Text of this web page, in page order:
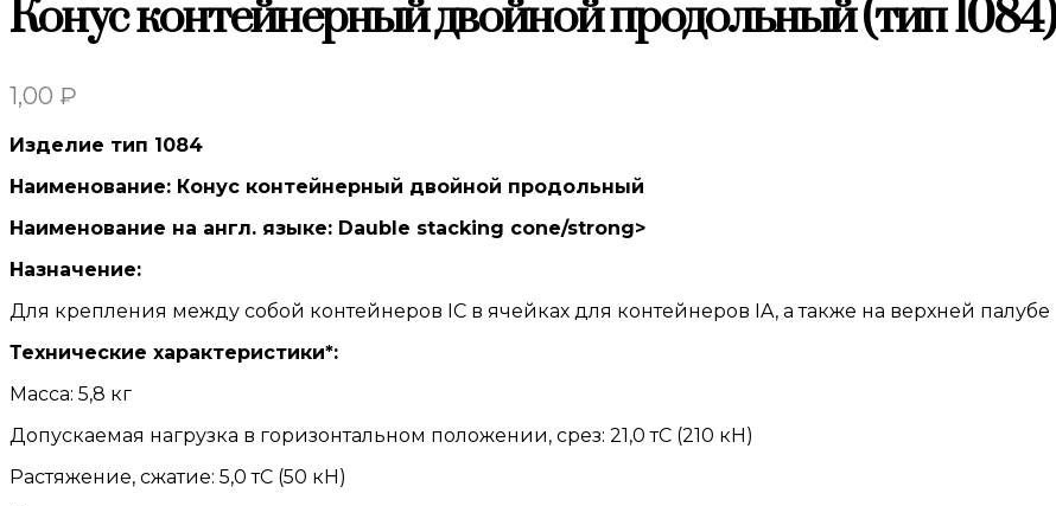
Конус контейнерный двойной продольный (тип 1084)
1,00 ₽
Изделие тип 1084
Наименование: Конус контейнерный двойной продольный
Наименование на англ. языке: Dauble stacking cone/strong>
Назначение:
Для крепления между собой контейнеров IC в ячейках для контейнеров IA, а также на верхней палубе
Технические характеристики*:
Масса: 5,8 кг
Допускаемая нагрузка в горизонтальном положении, срез: 21,0 тС (210 кН)
Растяжение, сжатие: 5,0 тС (50 кН)